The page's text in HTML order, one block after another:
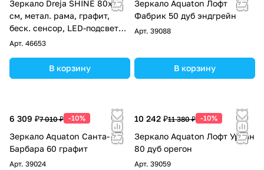
Зеркало Dreja SHINE 80x80
см, метал. рама, графит,
беск. сенсор, LED-подсветка,
диммер
Арт. 46653
В корзину
Зеркало Aquaton Лофт
Фабрик 50 дуб эндгрейн
Арт. 39088
В корзину
6 309 ₽7 010 ₽ -10%
Зеркало Aquaton Санта-
Барбара 60 графит
Арт. 39024
10 242 ₽11 380 ₽ -10%
Зеркало Aquaton Лофт Урбан
80 дуб орегон
Арт. 39059